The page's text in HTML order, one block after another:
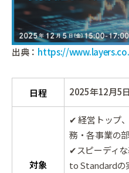
出典： https://
日程 2025年12月5
対象
✔ 経営トップ
務・各事業の
✔スピーディ
to Standardの